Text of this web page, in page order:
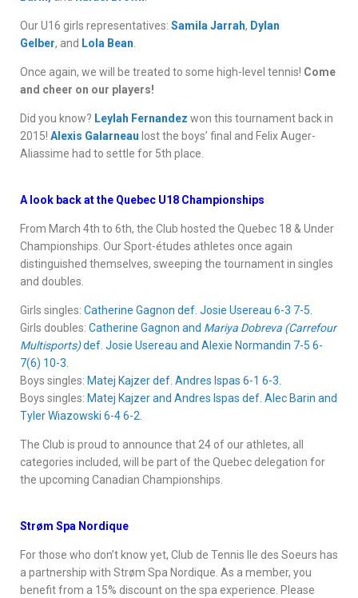
Our U16 girls representatives: Samila Jarrah, Dylan
Gelber, and Lola Bean.
Once again, we will be treated to some high-level tennis! Come
and cheer on our players!
Did you know? Leylah Fernandez won this tournament back in
2015! Alexis Galarneau lost the boys’ final and Felix Auger-
Aliassime had to settle for 5th place.
A look back at the Quebec U18 Championships
From March 4th to 6th, the Club hosted the Quebec 18 & Under
Championships. Our Sport-études athletes once again
distinguished themselves, sweeping the tournament in singles
and doubles.
Girls singles: Catherine Gagnon def. Josie Usereau 6-3 7-5.
Girls doubles: Catherine Gagnon and Mariya Dobreva (Carrefour
Multisports)def. Josie Usereau and Alexie Normandin 7-5 6-
7(6) 10-3.
Boys singles: Matej Kajzer def. Andres Ispas 6-1 6-3.
Boys singles: Matej Kajzer and Andres Ispas def. Alec Barin and
Tyler Wiazowski 6-4 6-2.
The Club is proud to announce that 24 of our athletes, all
categories included, will be part of the Quebec delegation for
the upcoming Canadian Championships.
Strøm Spa Nordique
For those who don’t know yet, Club de Tennis Ile des Soeurs has
a partnership with Strøm Spa Nordique. As a member, you
benefit from a 15% discount on the spa experience. Please